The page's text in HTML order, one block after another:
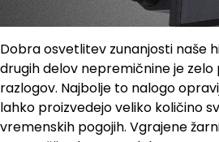
Dobra osvetlitev zunanjosti naše
drugih delov nepremičnine je
razlogov. Najbolje to nalogo
lahko proizvedejo veliko količino
vremenskih pogojih. Vgrajene